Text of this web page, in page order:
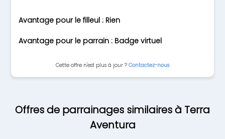
Avantage pour le filleul : Rien
Avantage pour le parrain : Badge virtuel
Cette offre n'est plus à jour ? Contactez-nous
Offres de parrainages similaires à Terra
Aventura